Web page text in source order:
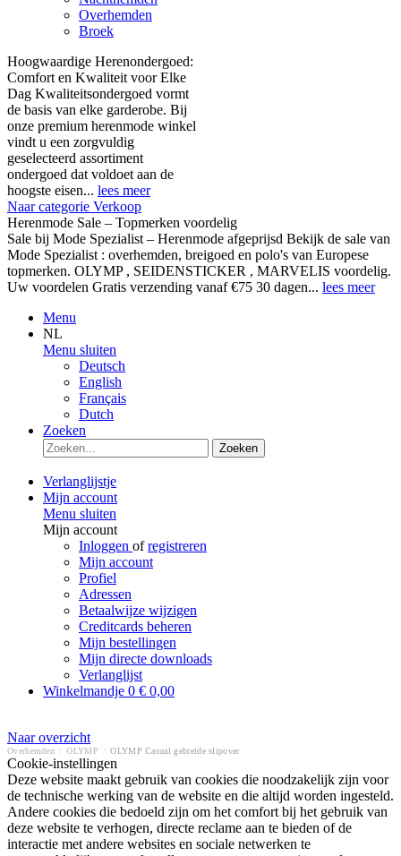
Overhemden
Broek
Hoogwaardige Herenondergoed:
Comfort en Kwaliteit voor Elke
Dag Kwaliteitsondergoed vormt
de basis van elke garderobe. Bij
onze premium herenmode winkel
vindt u een zorgvuldig
geselecteerd assortiment
ondergoed dat voldoet aan de
hoogste eisen... lees meer
Naar categorie Verkoop
Herenmode Sale – Topmerken voordelig
Sale bij Mode Spezialist – Herenmode afgeprijsd Bekijk de sale van
Mode Spezialist : overhemden, breigoed en polo's van Europese
topmerken. OLYMP , SEIDENSTICKER , MARVELIS voordelig.
Uw voordelen Gratis verzending vanaf €75 30 dagen... lees meer
Menu
NL
Menu sluiten
Deutsch
English
Français
Dutch
Zoeken
Zoeken
Verlanglijstje
Mijn account
Menu sluiten
Mijn account
Inloggen ofregistreren
Mijn account
Profiel
Adressen
Betaalwijze wijzigen
Creditcards beheren
Mijn bestellingen
Mijn directe downloads
Verlanglijst
Winkelmandje 0 € 0,00
Naar overzicht
Overhemden OLYMP OLYMP Casual gebreide slipover
Cookie-instellingen
Deze website maakt gebruik van cookies die noodzakelijk zijn voor
de technische werking van de website en die altijd worden ingesteld.
Andere cookies die bedoeld zijn om het comfort bij het gebruik van
deze website te verhogen, directe reclame aan te bieden of de
interactie met andere websites en sociale netwerken te